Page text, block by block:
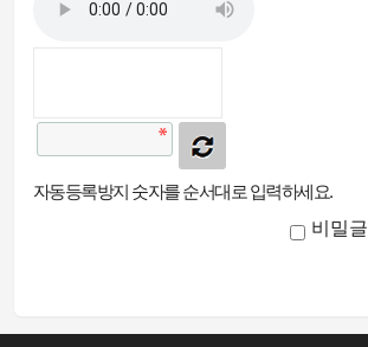
자동등록방지 숫자를 순서대로 입력하세요.
비밀글